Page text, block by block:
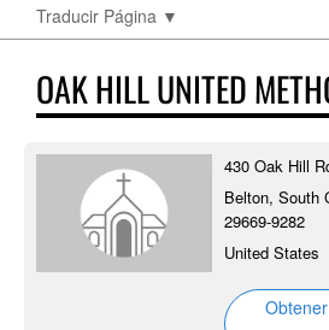
Traducir Página ▼
OAK HILL UNITED
430 Oak Hill
Belton, South
29669-9282
United States